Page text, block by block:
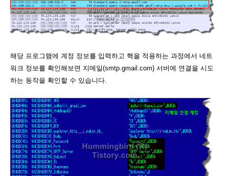
해당 프로그램에 계정 정보를 입력하고 핵을 적용하는 과정에서 네트
워크 정보를 확인해보면 지메일(smtp.gmail.com) 서버에 연결을 시도
하는 동작을 확인할 수 있습니다.